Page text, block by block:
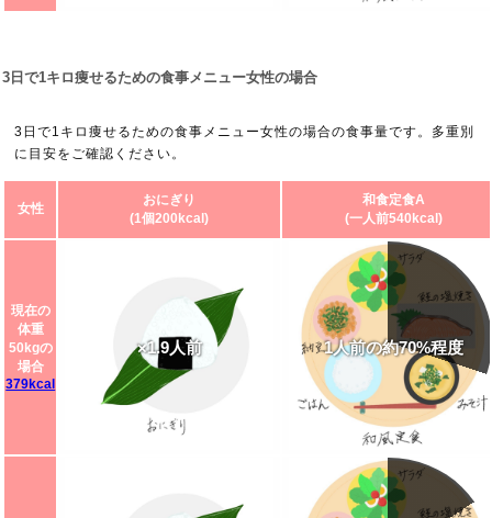
3日で1キロ痩せるための食事メニュー女性の場合
3日で1キロ痩せるための食事メニュー女性の場合の食事量です。多重別
に目安をご確認ください。
女性
おにぎり
(1個200kcal)
和食定食A
(一人前540kcal)
現在の
体重
50kgの
場合
379kcal
×1.9人前 1人前の約70%程度